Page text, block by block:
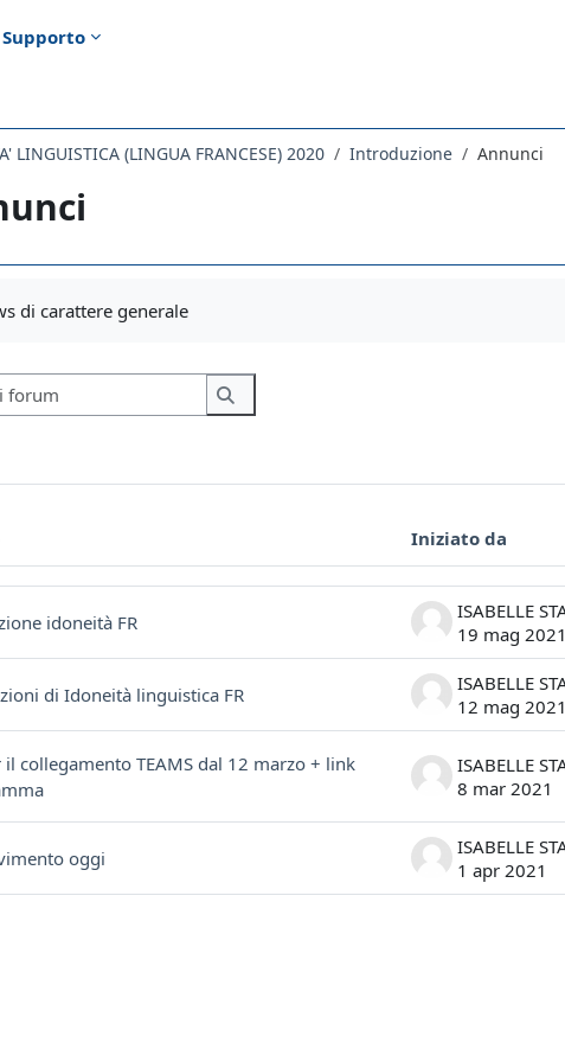
Supporto
LINGUISTICA (LINGUA FRANCESE) 2020 Introduzione Annunci
di carattere generale
Cerca nei forum
Cerca nei forum
Iniziato da
idoneità FR
19 mag 2021
di Idoneità linguistica FR
12 mag 2021
il collegamento TEAMS dal 12 marzo + link
8 mar 2021
oggi
1 apr 2021